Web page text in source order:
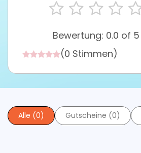
Bewertung: 0.0 of 5
(0 Stimmen)
Alle (0) Gutscheine (0)